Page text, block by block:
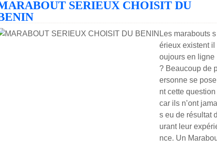
SERIEUX CHOISIT DU
Les marabouts s
érieux existent il
oujours en ligne
? Beaucoup de
ersonne se pose
nt cette question
car ils n’ont
s eu de résultat d
urant leur
nce. Un